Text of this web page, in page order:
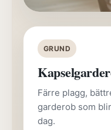
GRUND
Färre plagg,
garderob som
dag.